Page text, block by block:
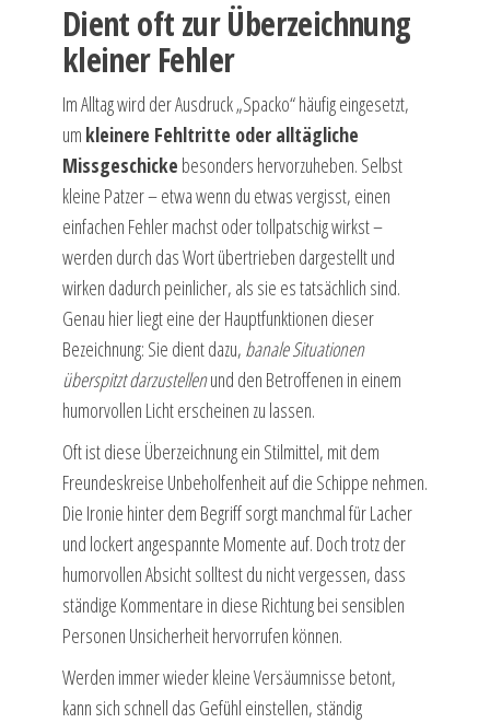
Dient oft zur Überzeichnung
kleiner Fehler
Im Alltag wird der Ausdruck „Spacko“ häufig eingesetzt,
um kleinere Fehltritte oder alltägliche
Missgeschicke besonders hervorzuheben. Selbst
kleine Patzer – etwa wenn du etwas vergisst, einen
einfachen Fehler machst oder tollpatschig wirkst –
werden durch das Wort übertrieben dargestellt und
wirken dadurch peinlicher, als sie es tatsächlich sind.
Genau hier liegt eine der Hauptfunktionen dieser
Bezeichnung: Sie dient dazu, banale Situationen
überspitzt darzustellenund den Betroffenen in einem
humorvollen Licht erscheinen zu lassen.
Oft ist diese Überzeichnung ein Stilmittel, mit dem
Freundeskreise Unbeholfenheit auf die Schippe nehmen.
Die Ironie hinter dem Begriff sorgt manchmal für Lacher
und lockert angespannte Momente auf. Doch trotz der
humorvollen Absicht solltest du nicht vergessen, dass
ständige Kommentare in diese Richtung bei sensiblen
Personen Unsicherheit hervorrufen können.
Werden immer wieder kleine Versäumnisse betont,
kann sich schnell das Gefühl einstellen, ständig